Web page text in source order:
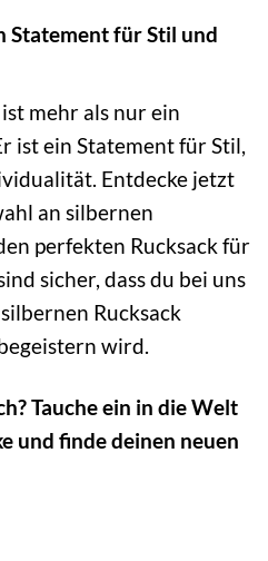
Statement für Stil und
mehr als nur ein
ist ein Statement für Stil,
Entdecke jetzt
an silbernen
perfekten Rucksack für
sicher, dass du bei uns
Rucksack
wird.
Tauche ein in die Welt
und finde deinen neuen